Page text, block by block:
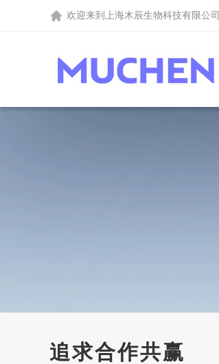
欢迎来到 上海木辰生物科技有限公司
追求合作共赢